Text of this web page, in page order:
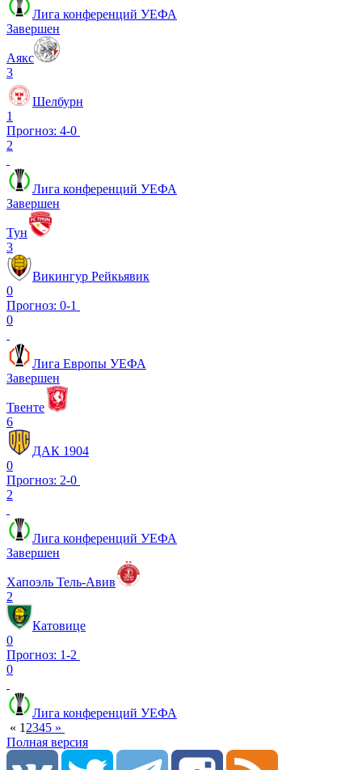
Лига конференций УЕФА
Завершен
Аякс
3
Шелбурн
1
Прогноз: 4-0
2
Лига конференций УЕФА
Завершен
Тун
3
Викингур Рейкьявик
0
Прогноз: 0-1
0
Лига Европы УЕФА
Завершен
Твенте
6
ДАК 1904
0
Прогноз: 2-0
2
Лига конференций УЕФА
Завершен
Хапоэль Тель-Авив
2
Катовице
0
Прогноз: 1-2
0
Лига конференций УЕФА
« 1 2345 »
Полная версия